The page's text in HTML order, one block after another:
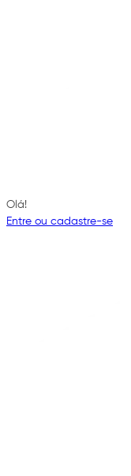
Olá!
Entre ou cadastre-se